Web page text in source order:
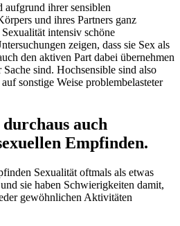
aufgrund ihrer sensiblen
und ihres Partners ganz
intensiv schöne
zeigen, dass sie Sex als
den aktiven Part dabei übernehmen
sind. Hochsensible sind also
sonstige Weise problembelasteter
auch
Empfinden.
Sexualität oftmals als etwas
sie haben Schwierigkeiten damit,
gewöhnlichen Aktivitäten